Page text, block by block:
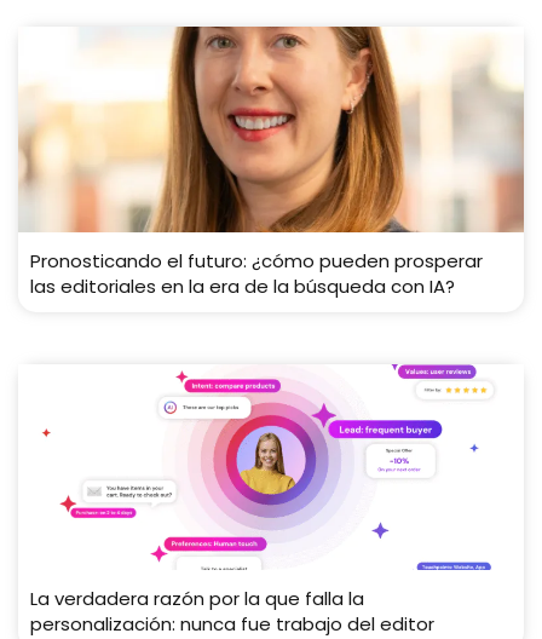
Pronosticando el futuro: ¿cómo pueden prosperar
las editoriales en la era de la búsqueda con IA?
La verdadera razón por la que falla la
personalización: nunca fue trabajo del editor